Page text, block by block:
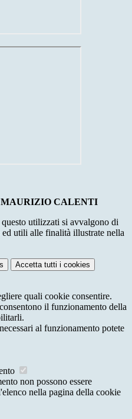
MAURIZIO CALENTI
utilizzati si avvalgono di
utili alle finalità illustrate nella
Accetta tutti i cookies
quali cookie consentire.
il funzionamento della
al funzionamento potete
non possono essere
nella pagina della cookie